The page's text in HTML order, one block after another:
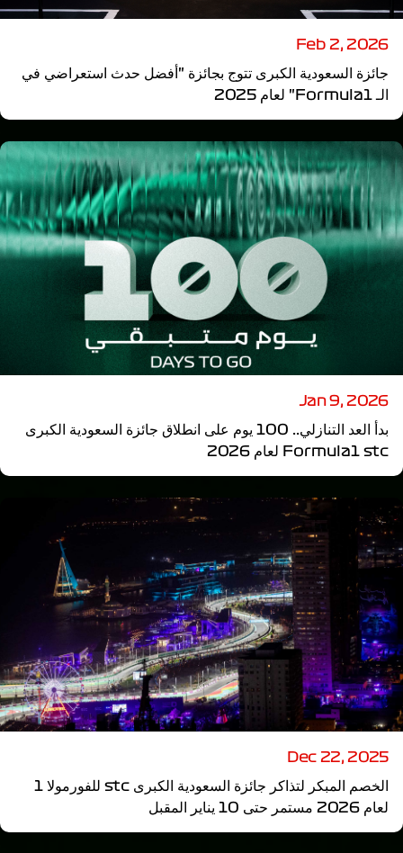
Feb 2, 2026
جائزة السعودية الكبرى تتوج بجائزة "أفضل حدث استعراضي في
Jan 9, 2026
بدأ العد التنازلي.. 100 يوم على انطلاق جائزة السعودية الكبرى
Formula1 stc لعام 2026
Dec 22, 2025
الخصم المبكر لتذاكر جائزة السعودية الكبرى stc للفورمولا 1
لعام 2026 مستمر حتى 10 يناير المقبل